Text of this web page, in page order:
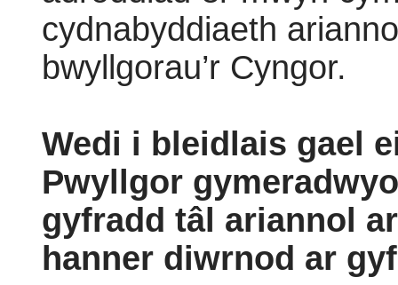
cydnabyddiaeth
bwyllgorau’r Cyngor.
Wedi i bleidlais gael
Pwyllgor
gyfradd tâl ariannol
hanner diwrnod ar